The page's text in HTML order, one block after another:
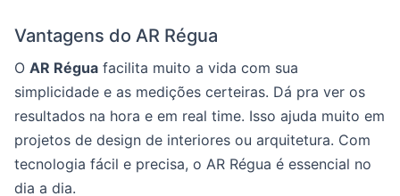
Vantagens do AR Régua
O AR Régua facilita muito a vida com sua
simplicidade e as medições certeiras. Dá pra ver os
resultados na hora e em real time. Isso ajuda muito em
projetos de design de interiores ou arquitetura. Com
tecnologia fácil e precisa, o AR Régua é essencial no
dia a dia.